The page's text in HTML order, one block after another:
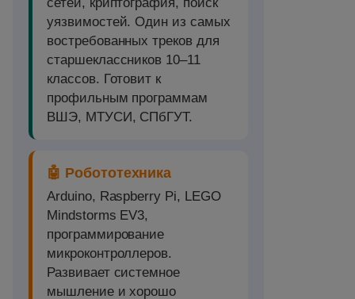
уязвимостей. Один из самых
востребованных треков для
старшеклассников 10–11
классов. Готовит к
профильным программам
ВШЭ, МТУСИ, СПбГУТ.
🤖 Робототехника
Arduino, Raspberry Pi, LEGO
Mindstorms EV3,
программирование
микроконтроллеров.
Развивает системное
мышление и хорошо